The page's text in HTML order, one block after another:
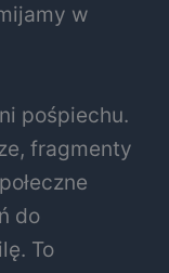
w
pośpiechu.
fragmenty
do
To